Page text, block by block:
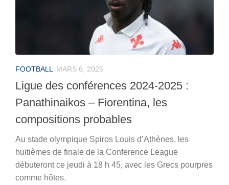
FOOTBALL MARS 6, 2025
Ligue des conférences 2024-2025 :
Panathinaikos – Fiorentina, les
compositions probables
Au stade olympique Spiros Louis d’Athènes, les
huitièmes de finale de la Conference League
débuteront ce jeudi à 18 h 45, avec les Grecs pourpres
comme hôtes.